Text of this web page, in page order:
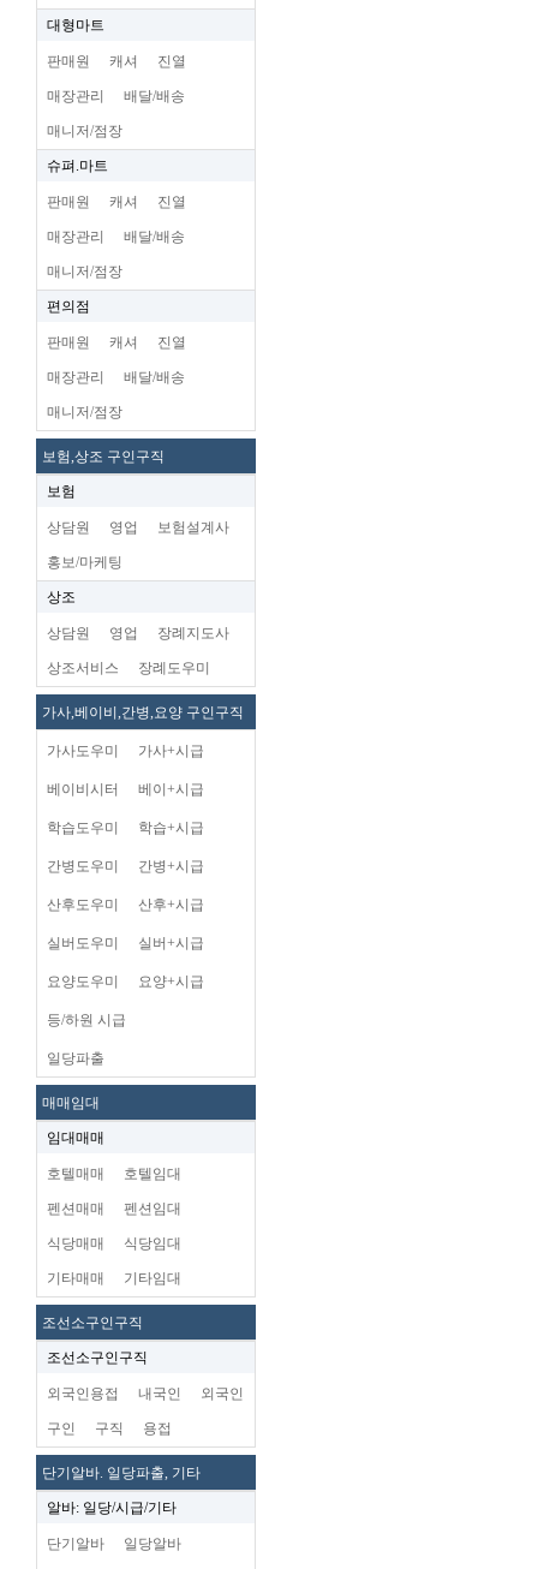
대형마트
판매원 캐셔 진열
매장관리 배달/배송
매니저/점장
슈펴.마트
판매원 캐셔 진열
매장관리 배달/배송
매니저/점장
편의점
판매원 캐셔 진열
매장관리 배달/배송
매니저/점장
보험,상조 구인구직
보험
상담원 영업 보험설계사
홍보/마케팅
상조
상담원 영업 장례지도사
상조서비스 장례도우미
가사,베이비,간병,요양 구인구직
가사도우미 가사+시급
베이비시터 베이+시급
학습도우미 학습+시급
간병도우미 간병+시급
산후도우미 산후+시급
실버도우미 실버+시급
요양도우미 요양+시급
등/하원 시급
일당파출
매매임대
임대매매
호텔매매 호텔임대
펜션매매 펜션임대
식당매매 식당임대
기타매매 기타임대
조선소구인구직
조선소구인구직
외국인용접 내국인 외국인
구인 구직 용접
단기알바. 일당파출, 기타
알바: 일당/시급/기타
단기알바 일당알바